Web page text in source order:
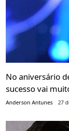
No aniversário
sucesso vai
Anderson Antunes 27